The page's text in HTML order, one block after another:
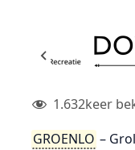
1.632keer
GROENLO –